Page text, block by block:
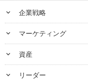
keyboard_arrow_down 企業戦略
keyboard_arrow_down マーケティング
keyboard_arrow_down 資産
keyboard_arrow_down リーダー